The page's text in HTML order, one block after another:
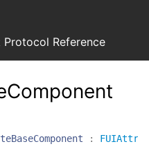
Protocol Reference
: